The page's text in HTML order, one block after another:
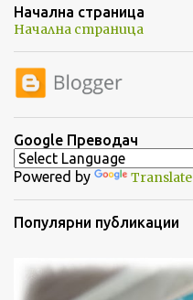
а
р
и
Начална страница
Начална страница
Google Преводач
Powered by Translate
Популярни публикации